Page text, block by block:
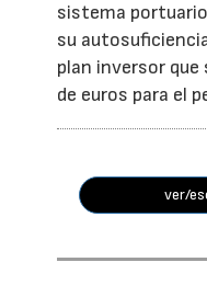
sistema
su
plan inversor que
de euros para el
ver/